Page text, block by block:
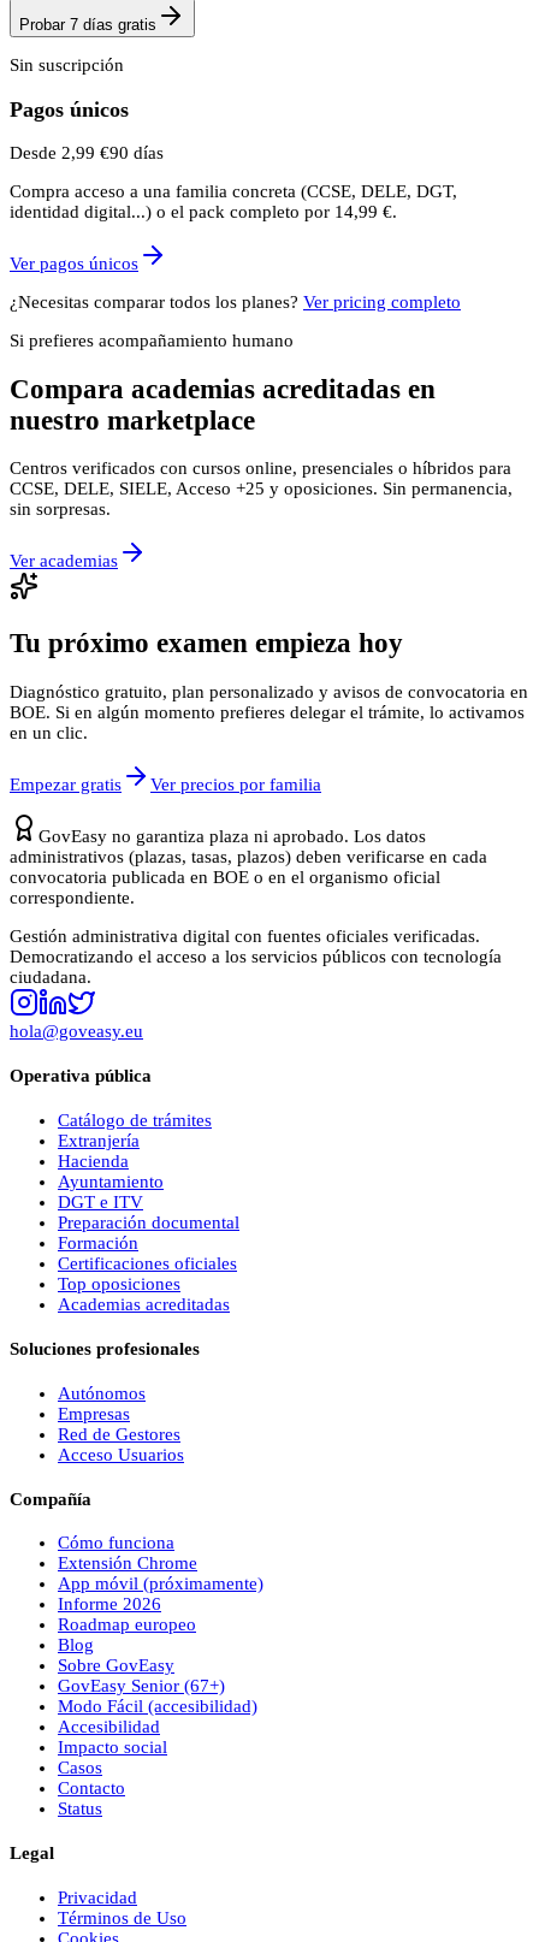
Probar 7 días gratis
Sin suscripción
Pagos únicos
Desde 2,99 €90 días
Compra acceso a una familia concreta (CCSE, DELE, DGT,
identidad digital...) o el pack completo por 14,99 €.
Ver pagos únicos
¿Necesitas comparar todos los planes? Ver pricing completo
Si prefieres acompañamiento humano
Compara academias acreditadas en
nuestro marketplace
Centros verificados con cursos online, presenciales o híbridos para
CCSE, DELE, SIELE, Acceso +25 y oposiciones. Sin permanencia,
sin sorpresas.
Ver academias
Tu próximo examen empieza hoy
Diagnóstico gratuito, plan personalizado y avisos de convocatoria en
BOE. Si en algún momento prefieres delegar el trámite, lo activamos
en un clic.
Empezar gratis Ver precios por familia
GovEasy no garantiza plaza ni aprobado. Los datos
administrativos (plazas, tasas, plazos) deben verificarse en cada
convocatoria publicada en BOE o en el organismo oficial
correspondiente.
Gestión administrativa digital con fuentes oficiales verificadas.
Democratizando el acceso a los servicios públicos con tecnología
ciudadana.
hola@goveasy.eu
Operativa pública
Catálogo de trámites
Extranjería
Hacienda
Ayuntamiento
DGT e ITV
Preparación documental
Formación
Certificaciones oficiales
Top oposiciones
Academias acreditadas
Soluciones profesionales
Autónomos
Empresas
Red de Gestores
Acceso Usuarios
Compañía
Cómo funciona
Extensión Chrome
App móvil (próximamente)
Informe 2026
Roadmap europeo
Blog
Sobre GovEasy
GovEasy Senior (67+)
Modo Fácil (accesibilidad)
Accesibilidad
Impacto social
Casos
Contacto
Status
Legal
Privacidad
Términos de Uso